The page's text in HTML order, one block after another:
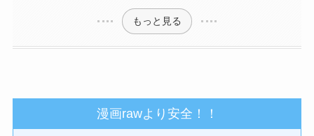
もっと見る
漫画rawより安全！！